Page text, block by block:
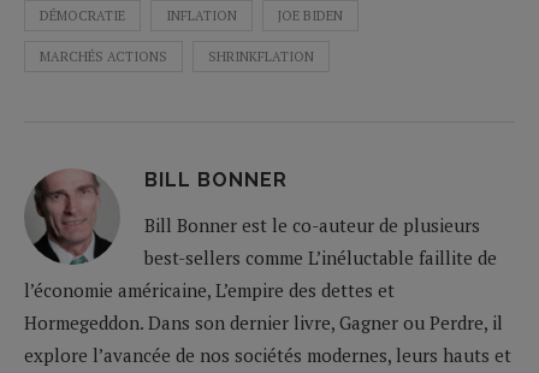
DÉMOCRATIE INFLATION JOE BIDEN
MARCHÉS ACTIONS SHRINKFLATION
BILL BONNER
Bill Bonner est le co-auteur de plusieurs
best-sellers comme L’inéluctable faillite de
l’économie américaine, L’empire des dettes et
Hormegeddon. Dans son dernier livre, Gagner ou Perdre, il
explore l’avancée de nos sociétés modernes, leurs hauts et